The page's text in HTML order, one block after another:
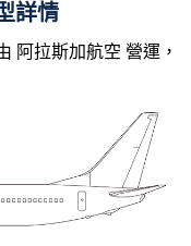
詳情
阿拉斯加航空 營運，